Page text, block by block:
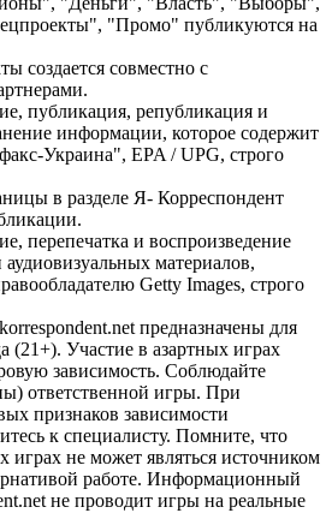
"Промо" публикуются на
создается совместно с
публикация, републикация и
информации, которое содержит
Украина", EPA / UPG, строго
в разделе Я- Корреспондент
перепечатка и воспроизведение
материалов,
Getty Images, строго
предназначены для
(21+). Участие в азартных играх
зависимость. Соблюдайте
ответственной игры. При
признаков зависимости
к специалисту. Помните, что
играх не может являться источником
работе. Информационный
не проводит игры на реальные